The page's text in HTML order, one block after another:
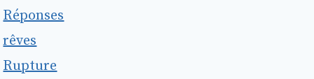
Réponses
rêves
Rupture